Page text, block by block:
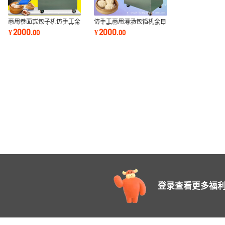
商用卷面式包子机仿手工全
自动包子机速冻包子机批发
食堂早餐店
¥2000.00
仿手工商用灌汤包馅机全自
动大型卷面式包子机新型小
笼包成型机
¥2000.00
登录查看更多福